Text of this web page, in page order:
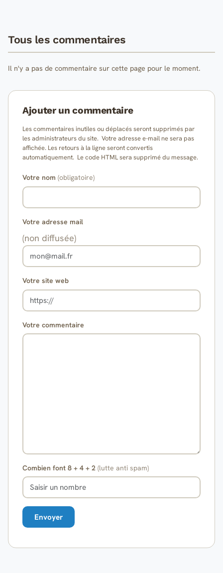
Tous les commentaires
Il n'y a pas de commentaire sur cette page pour le moment.
Ajouter un commentaire
Les commentaires inutiles ou déplacés seront supprimés par
les administrateurs du site. Votre adresse e-mail ne sera pas
affichée. Les retours à la ligne seront convertis
automatiquement. Le code HTML sera supprimé du message.
Votre nom (obligatoire)
Votre adresse mail
(non diffusée)
Votre site web
Votre commentaire
Combien font 8 + 4 + 2 (lutte anti spam)